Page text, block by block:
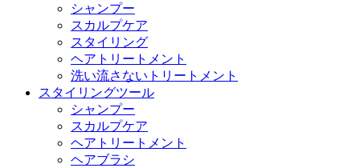
シャンプー
スカルプケア
スタイリング
ヘアトリートメント
洗い流さないトリートメント
スタイリングツール
シャンプー
スカルプケア
ヘアトリートメント
ヘアブラシ